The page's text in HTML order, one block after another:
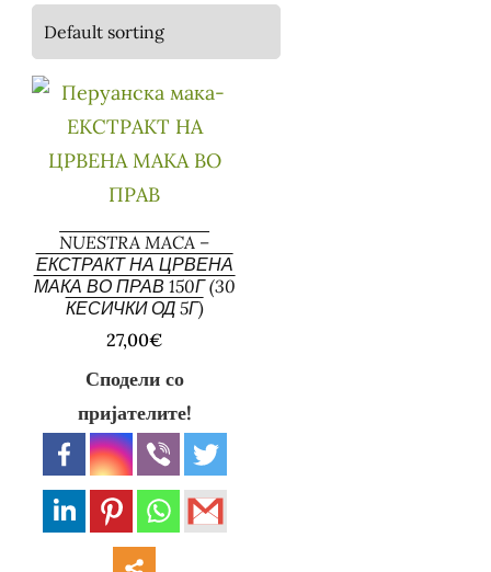
NUESTRA MACA –
ЕКСТРАКТ НА ЦРВЕНА
МАКА ВО ПРАВ 150Г (30
КЕСИЧКИ ОД 5Г)
27,00€
Сподели со
пријателите!